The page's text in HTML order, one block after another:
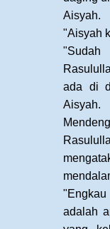
Aisyah.
"Aisyah
ada di
Aisyah.
adalah